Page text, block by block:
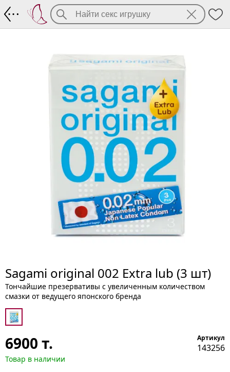
Sagami original 002 Extra lub (3 шт)
Тончайшие презервативы с увеличенным количеством
смазки от ведущего японского бренда
6900 т.
Товар в наличии
Артикул
143256
Sagami original 002 Extra lub (3 шт)